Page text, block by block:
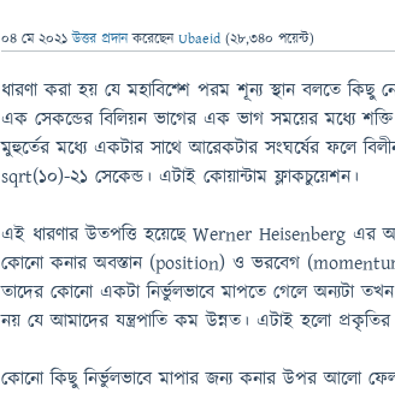
04 মে 2021 উত্তর প্রদান করেছেনUbaeid (28,340 পয়েন্ট)
ধারণা করা হয় যে মহাবিশ্শে পরম শূন্য স্থান বলতে কিছু
এক সেকন্ডের বিলিয়ন ভাগের এক ভাগ সময়ের মধ্যে
মুহুর্তের মধ্যে একটার সাথে আরেকটার সংঘর্ষের ফলে
sqrt(10)-21 সেকেন্ড। এটাই কোয়ান্টাম ফ্লাকচুয়েশন।
এই ধারণার উতপত্তি হয়েছে Werner Heisenberg এর
কোনো কনার অবস্তান (position) ও ভরবেগ
তাদের কোনো একটা নির্ভুলভাবে মাপতে গেলে অন্যটা
নয় যে আমাদের যন্ত্রপাতি কম উন্নত। এটাই হলো
কোনো কিছু নির্ভুলভাবে মাপার জন্য কনার উপর আলো